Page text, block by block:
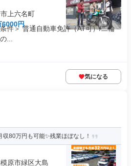
上六名町
6000円
件＞ 普通自動車免許（AT可）/二輪
...
気になる
80万円も可能✨残業ほぼなし！
原市緑区大島